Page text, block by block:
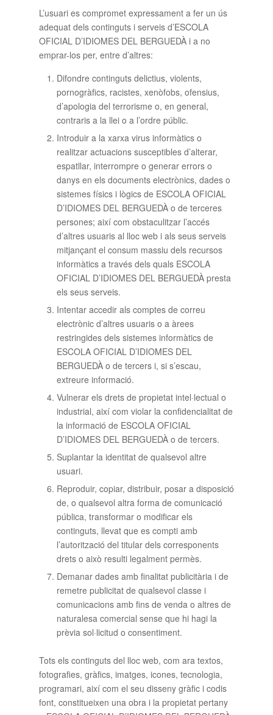
L’usuari es compromet expressament a fer un ús
adequat dels continguts i serveis d’ESCOLA
OFICIAL D’IDIOMES DEL BERGUEDÀ i a no
emprar-los per, entre d’altres:
Difondre continguts delictius, violents,
pornogràfics, racistes, xenòfobs, ofensius,
d’apologia del terrorisme o, en general,
contraris a la llei o a l’ordre públic.
Introduir a la xarxa virus informàtics o
realitzar actuacions susceptibles d’alterar,
espatllar, interrompre o generar errors o
danys en els documents electrònics, dades o
sistemes físics i lògics de ESCOLA OFICIAL
D’IDIOMES DEL BERGUEDÀ o de terceres
persones; així com obstaculitzar l’accés
d’altres usuaris al lloc web i als seus serveis
mitjançant el consum massiu dels recursos
informàtics a través dels quals ESCOLA
OFICIAL D’IDIOMES DEL BERGUEDÀ presta
els seus serveis.
Intentar accedir als comptes de correu
electrònic d’altres usuaris o a àrees
restringides dels sistemes informàtics de
ESCOLA OFICIAL D’IDIOMES DEL
BERGUEDÀ o de tercers i, si s’escau,
extreure informació.
Vulnerar els drets de propietat intel·lectual o
industrial, així com violar la confidencialitat de
la informació de ESCOLA OFICIAL
D’IDIOMES DEL BERGUEDÀ o de tercers.
Suplantar la identitat de qualsevol altre
usuari.
Reproduir, copiar, distribuir, posar a disposició
de, o qualsevol altra forma de comunicació
pública, transformar o modificar els
continguts, llevat que es compti amb
l’autorització del titular dels corresponents
drets o això resulti legalment permès.
Demanar dades amb finalitat publicitària i de
remetre publicitat de qualsevol classe i
comunicacions amb fins de venda o altres de
naturalesa comercial sense que hi hagi la
prèvia sol·licitud o consentiment.
Tots els continguts del lloc web, com ara textos,
fotografies, gràfics, imatges, icones, tecnologia,
programari, així com el seu disseny gràfic i codis
font, constitueixen una obra i la propietat pertany